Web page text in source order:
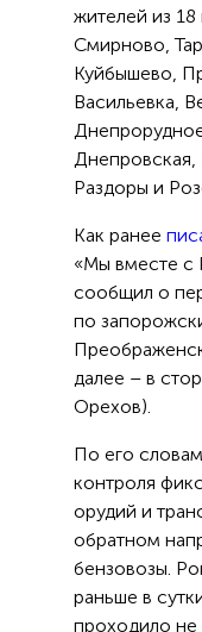
жителей из 18
Смирново,
Куйбышево,
Васильевка,
Раздоры и
Как ранее
«Мы вместе с
сообщил о
по
далее – в
Орехов).
По его
контроля
орудий и
обратном
бензовозы.
раньше в
проходило не